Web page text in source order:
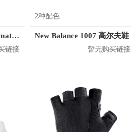
Asics/亚瑟士 Field Ultimate FF 排球鞋
链接
2种配色
New Balance 1007 高尔夫鞋
暂无购买链接